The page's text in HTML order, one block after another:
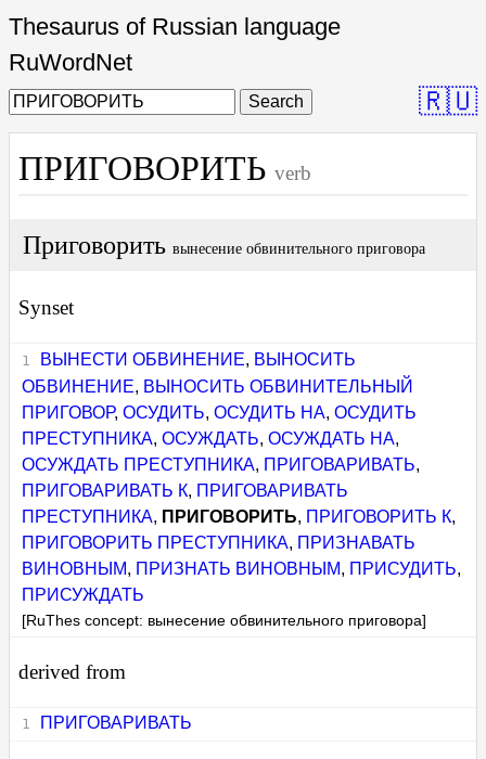
Thesaurus of Russian language
RuWordNet
Search 🇷🇺
ПРИГОВОРИТЬ verb
Приговорить вынесение обвинительного приговора
Synset
ВЫНЕСТИ ОБВИНЕНИЕ, ВЫНОСИТЬ
ОБВИНЕНИЕ, ВЫНОСИТЬ ОБВИНИТЕЛЬНЫЙ
ПРИГОВОР,ОСУДИТЬ,ОСУДИТЬ НА,ОСУДИТЬ
ПРЕСТУПНИКА,ОСУЖДАТЬ,ОСУЖДАТЬ НА,
ОСУЖДАТЬ ПРЕСТУПНИКА, ПРИГОВАРИВАТЬ,
ПРИГОВАРИВАТЬ К, ПРИГОВАРИВАТЬ
ПРЕСТУПНИКА, ПРИГОВОРИТЬ, ПРИГОВОРИТЬ К,
ПРИГОВОРИТЬ ПРЕСТУПНИКА, ПРИЗНАВАТЬ
ВИНОВНЫМ, ПРИЗНАТЬ ВИНОВНЫМ, ПРИСУДИТЬ,
ПРИСУЖДАТЬ
[RuThes concept: вынесение обвинительного приговора]
derived from
ПРИГОВАРИВАТЬ